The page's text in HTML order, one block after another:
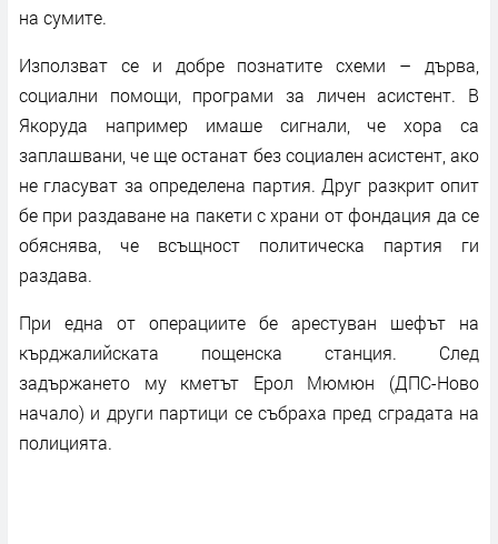
на сумите.
Използват се и добре познатите схеми – дърва,
социални помощи, програми за личен асистент. В
Якоруда например имаше сигнали, че хора са
заплашвани, че ще останат без социален асистент, ако
не гласуват за определена партия. Друг разкрит опит
бе при раздаване на пакети с храни от фондация да се
обяснява, че всъщност политическа партия ги
раздава.
При една от операциите бе арестуван шефът на
кърджалийската пощенска станция. След
задържането му кметът Ерол Мюмюн (ДПС-Ново
начало) и други партици се събраха пред сградата на
полицията.